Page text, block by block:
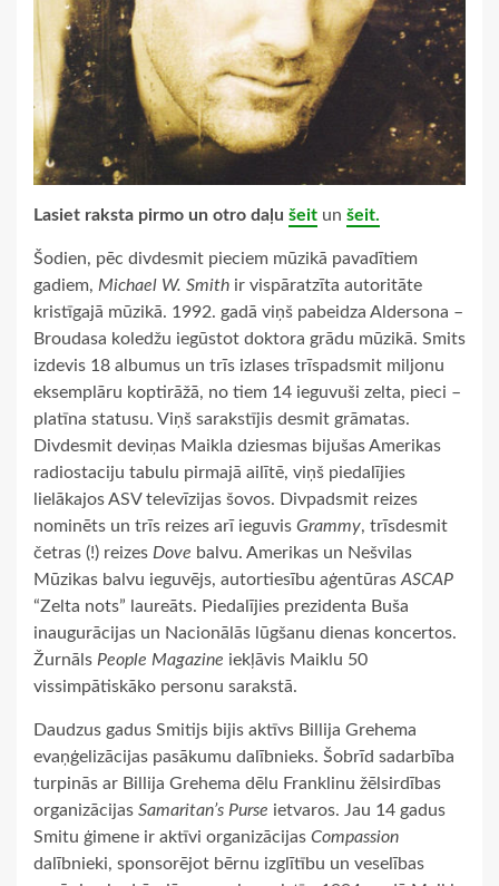
Lasiet raksta pirmo un otro daļu šeit un šeit.
Šodien, pēc divdesmit pieciem mūzikā pavadītiem
gadiem, Michael W. Smith ir vispāratzīta autoritāte
kristīgajā mūzikā. 1992. gadā viņš pabeidza Aldersona –
Broudasa koledžu iegūstot doktora grādu mūzikā. Smits
izdevis 18 albumus un trīs izlases trīspadsmit miljonu
eksemplāru koptirāžā, no tiem 14 ieguvuši zelta, pieci –
platīna statusu. Viņš sarakstījis desmit grāmatas.
Divdesmit deviņas Maikla dziesmas bijušas Amerikas
radiostaciju tabulu pirmajā ailītē, viņš piedalījies
lielākajos ASV televīzijas šovos. Divpadsmit reizes
nominēts un trīs reizes arī ieguvis Grammy, trīsdesmit
četras (!) reizes Dove balvu. Amerikas un Nešvilas
Mūzikas balvu ieguvējs, autortiesību aģentūras ASCAP
“Zelta nots” laureāts. Piedalījies prezidenta Buša
inaugurācijas un Nacionālās lūgšanu dienas koncertos.
Žurnāls People Magazine iekļāvis Maiklu 50
vissimpātiskāko personu sarakstā.
Daudzus gadus Smitijs bijis aktīvs Billija Grehema
evaņģelizācijas pasākumu dalībnieks. Šobrīd sadarbība
turpinās ar Billija Grehema dēlu Franklinu žēlsirdības
organizācijas Samaritan’s Purse ietvaros. Jau 14 gadus
Smitu ģimene ir aktīvi organizācijas Compassion
dalībnieki, sponsorējot bērnu izglītību un veselības